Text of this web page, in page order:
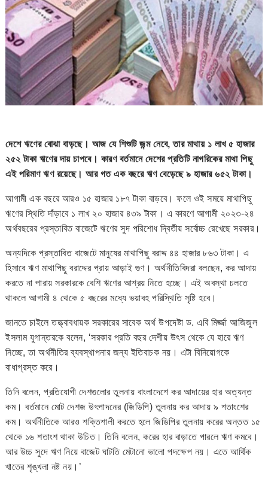
দেশে ঋণের বোঝা বাড়ছে। আজ যে শিশুটি জন্ম নেবে, তার মাথায় ১ লাখ ৫ হাজার
২৫২ টাকা ঋণের দায় চাপবে। কারণ বর্তমানে দেশের প্রতিটি নাগরিকের মাথা পিছু
এই পরিমাণ ঋণ রয়েছে। আর গত এক বছরে ঋণ বেড়েছে ৯ হাজার ৬৫২ টাকা।
আগামী এক বছরে আরও ১৫ হাজার ১৮৭ টাকা বাড়বে। ফলে ওই সময়ে মাথাপিছু
ঋণের স্থিতি দাঁড়াবে ১ লাখ ২০ হাজার ৪৩৯ টাকা। এ কারণে আগামী ২০২৩-২৪
অর্থবছরের প্রস্তাবিত বাজেটে ঋণের সুদ পরিশোধ দ্বিতীয় সর্বোচ্চ রেখেছে সরকার।
অন্যদিকে প্রস্তাবিত বাজেটে মানুষের মাথাপিছু বরাদ্দ ৪৪ হাজার ৮৬৩ টাকা। এ
হিসাবে ঋণ মাথাপিছু বরাদ্দের প্রায় আড়াই গুণ। অর্থনীতিবিদরা বলছেন, কর আদায়
করতে না পারায় সরকারকে বেশি ঋণের আশ্রয় নিতে হচ্ছে। এই অবস্থা চলতে
থাকলে আগামী ৪ থেকে ৫ বছরের মধ্যে ভয়াবহ পরিস্থিতি সৃষ্টি হবে।
জানতে চাইলে তত্ত্বাবধায়ক সরকারের সাবেক অর্থ উপদেষ্টা ড. এবি মির্জ্জা আজিজুল
ইসলাম যুগান্তরকে বলেন, ‘সরকার প্রতি বছর দেশীয় উৎস থেকে যে হারে ঋণ
নিচ্ছে, তা অর্থনীতির ব্যবস্থাপনার জন্য ইতিবাচক নয়। এটা বিনিয়োগকে
বাধাগ্রস্ত করে।
তিনি বলেন, প্রতিযোগী দেশগুলোর তুলনায় বাংলাদেশে কর আদায়ের হার অত্যন্ত
কম। বর্তমানে মোট দেশজ উৎপাদনের (জিডিপি) তুলনায় কর আদায় ৯ শতাংশের
কম। অর্থনীতিকে আরও শক্তিশালী করতে হলে জিডিপির তুলনায় করের অন্তত ১৫
থেকে ১৬ শতাংশ থাকা উচিত। তিনি বলেন, করের হার বাড়াতে পারলে ঋণ কমবে।
আর উচ্চ সুদে ঋণ নিয়ে বাজেট ঘাটতি মেটানো ভালো পদক্ষেপ নয়। এতে আর্থিক
খাতের শৃঙ্খলা নষ্ট নয়।’